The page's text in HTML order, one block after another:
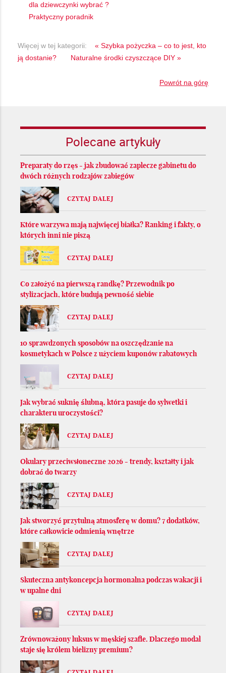
dla dziewczynki wybrać ?
Praktyczny poradnik
Więcej w tej kategorii:
« Szybka pożyczka – co to jest, kto
ją dostanie?
Naturalne środki czyszczące DIY »
Powrót na górę
Polecane artykuły
Preparaty do rzęs - jak zbudować zaplecze gabinetu do
dwóch różnych rodzajów zabiegów
CZYTAJ DALEJ
Które warzywa mają najwięcej białka? Ranking i fakty, o
których inni nie piszą
CZYTAJ DALEJ
Co założyć na pierwszą randkę? Przewodnik po
stylizacjach, które budują pewność siebie
CZYTAJ DALEJ
10 sprawdzonych sposobów na oszczędzanie na
kosmetykach w Polsce z użyciem kuponów rabatowych
CZYTAJ DALEJ
Jak wybrać suknię ślubną, która pasuje do sylwetki i
charakteru uroczystości?
CZYTAJ DALEJ
Okulary przeciwsłoneczne 2026 - trendy, kształty i jak
dobrać do twarzy
CZYTAJ DALEJ
Jak stworzyć przytulną atmosferę w domu? 7 dodatków,
które całkowicie odmienią wnętrze
CZYTAJ DALEJ
Skuteczna antykoncepcja hormonalna podczas wakacji i
w upalne dni
CZYTAJ DALEJ
Zrównoważony luksus w męskiej szafie. Dlaczego modal
staje się królem bielizny premium?